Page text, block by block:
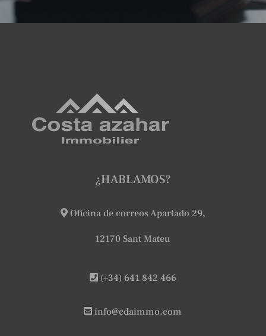
¿HABLAMOS?
Oficina de correos Apartado 29,
12170 Sant Mateu
(+34) 641 842 466
info@cdaimmo.com